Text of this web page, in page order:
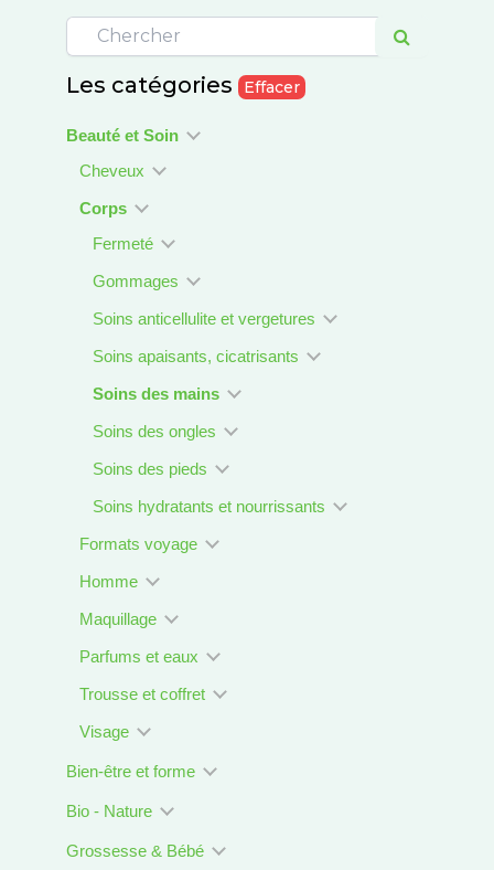
Les catégories Effacer
Beauté et Soin
Cheveux
Corps
Fermeté
Gommages
Soins anticellulite et vergetures
Soins apaisants, cicatrisants
Soins des mains
Soins des ongles
Soins des pieds
Soins hydratants et nourrissants
Formats voyage
Homme
Maquillage
Parfums et eaux
Trousse et coffret
Visage
Bien-être et forme
Bio - Nature
Grossesse & Bébé